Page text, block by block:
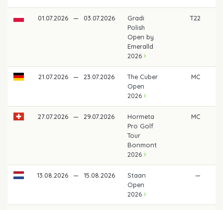
01.07.2026 — 03.07.2026
Gradi
Polish
Open by
Emeralld
2026
T22
21.07.2026 — 23.07.2026
The Cuber
Open
2026
MC
27.07.2026 — 29.07.2026
Hormeta
Pro Golf
Tour
Bonmont
2026
MC
13.08.2026 — 15.08.2026
Staan
Open
2026
—